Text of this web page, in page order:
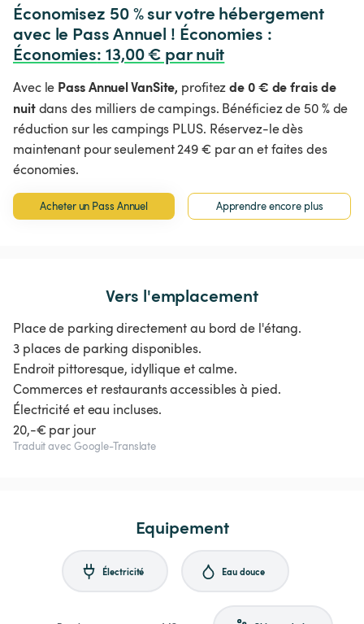
Économisez 50 % sur votre hébergement
avec le Pass Annuel ! Économies :
Économies: 13,00 € par nuit
Avec le Pass Annuel VanSite, profitezde 0 € de frais de
nuitdans des milliers de campings. Bénéficiez de 50 % de
réduction sur les campings PLUS. Réservez-le dès
maintenant pour seulement 249 € par an et faites des
économies.
Acheter un Pass Annuel Apprendre encore plus
Vers l'emplacement
Place de parking directement au bord de l'étang.
3 places de parking disponibles.
Endroit pittoresque, idyllique et calme.
Commerces et restaurants accessibles à pied.
Électricité et eau incluses.
20,-€ par jour
Traduit avec Google-Translate
Equipement
Électricité Eau douce